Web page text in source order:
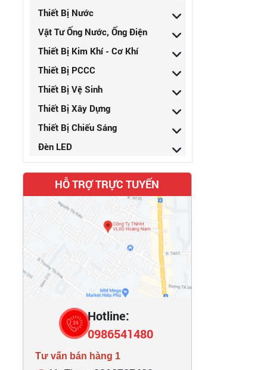
Thiết Bị Nước
Vật Tư Ống Nước, Ống Điện
Thiết Bị Kim Khí - Cơ Khí
Thiết Bị PCCC
Thiết Bị Vệ Sinh
Thiết Bị Xây Dựng
Thiết Bị Chiếu Sáng
Đèn LED
HỖ TRỢ TRỰC TUYẾN
Hotline:
0986541480
Tư vấn bán hàng 1